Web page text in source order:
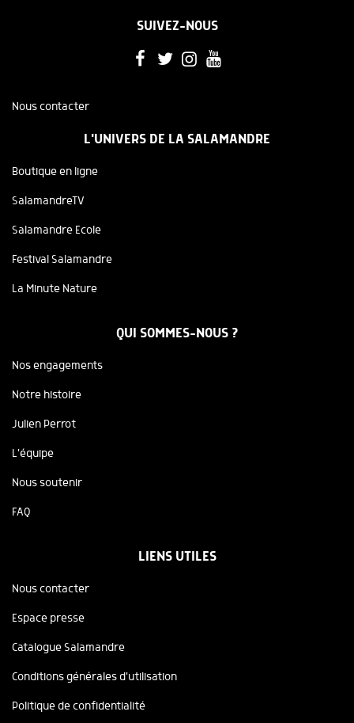
SUIVEZ-NOUS
Nous contacter
L'UNIVERS DE LA SALAMANDRE
Boutique en ligne
SalamandreTV
Salamandre Ecole
Festival Salamandre
La Minute Nature
QUI SOMMES-NOUS ?
Nos engagements
Notre histoire
Julien Perrot
L'équipe
Nous soutenir
FAQ
LIENS UTILES
Nous contacter
Espace presse
Catalogue Salamandre
Conditions générales d'utilisation
Politique de confidentialité